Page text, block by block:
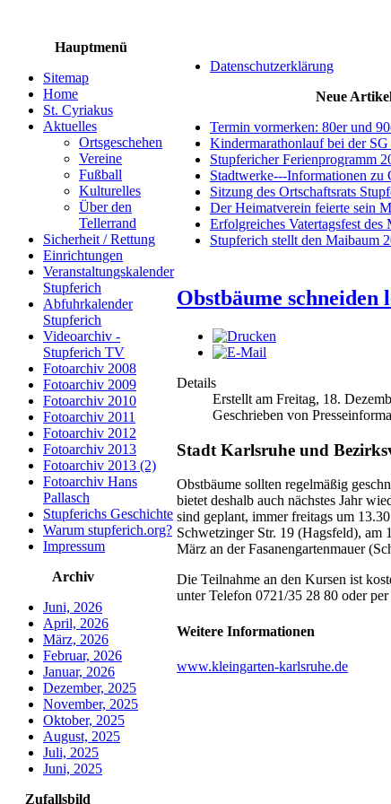
Hauptmenü
Sitemap
Home
St. Cyriakus
Aktuelles
Ortsgeschehen
Vereine
Fußball
Kulturelles
Über den
Tellerrand
Sicherheit / Rettung
Einrichtungen
Veranstaltungskalender
Stupferich
Abfuhrkalender
Stupferich
Videoarchiv -
Stupferich TV
Fotoarchiv 2008
Fotoarchiv 2009
Fotoarchiv 2010
Fotoarchiv 2011
Fotoarchiv 2012
Fotoarchiv 2013
Fotoarchiv 2013 (2)
Fotoarchiv Hans
Pallasch
Stupferichs Geschichte
Warum stupferich.org?
Impressum
Archiv
Juni, 2026
April, 2026
März, 2026
Februar, 2026
Januar, 2026
Dezember, 2025
November, 2025
Oktober, 2025
August, 2025
Juli, 2025
Juni, 2025
Zufallsbild
Datenschutzerklärung
Neue
Termin vormerken: 80er und
Kindermarathonlauf bei der
Stupfericher Ferienprogramm
Stadtwerke---Informationen zu
Sitzung des Ortschaftsrats
Der Heimatverein feierte sein
Erfolgreiches Vatertagsfest
Stupferich stellt den Maibaum
Obstbäume schneiden
Details
Erstellt am Freitag, 18.
Geschrieben von
Stadt Karlsruhe und
Obstbäume sollten regelmäßig
bietet deshalb auch nächstes Jahr
sind geplant, immer freitags um
Schwetzinger Str. 19 (Hagsfeld), am
März an der Fasanengartenmauer
Die Teilnahme an den Kursen ist
unter Telefon 0721/35 28 80 oder
Weitere Informationen
www.kleingarten-karlsruhe.de